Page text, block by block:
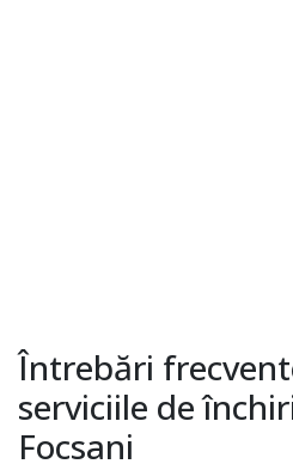
Întrebări
serviciile de
Focsani